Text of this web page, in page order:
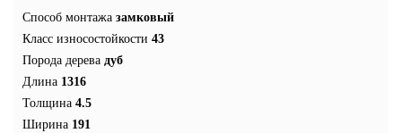
Способ монтажа замковый
Класс износостойкости 43
Порода дерева дуб
Длина 1316
Толщина 4.5
Ширина 191